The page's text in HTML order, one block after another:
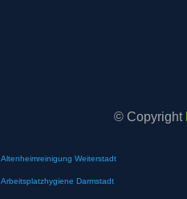
© Copyright
Altenheimreinigung Weiterstadt
Arbeitsplatzhygiene Darmstadt